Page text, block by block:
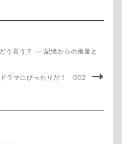
う言う？ ― 記憶からの推量と
ドラマにぴったりだ！ 002